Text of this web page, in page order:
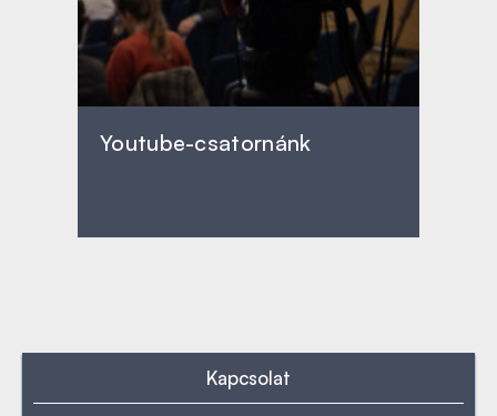
Youtube-csatornánk
Kapcsolat